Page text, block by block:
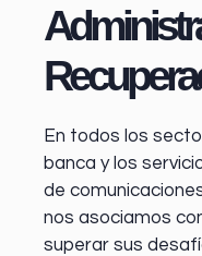
En todos los
banca y los
de
nos asociamos
superar sus